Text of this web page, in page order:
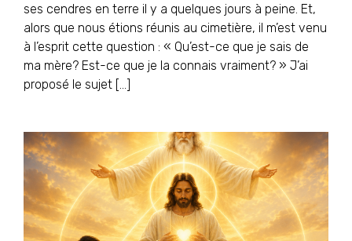
ses cendres en terre il y a quelques jours à peine. Et,
alors que nous étions réunis au cimetière, il m’est venu
à l’esprit cette question : « Qu’est-ce que je sais de
ma mère? Est-ce que je la connais vraiment? » J’ai
proposé le sujet […]